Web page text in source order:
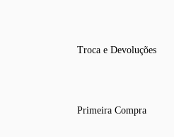
Troca e Devoluções
Primeira Compra